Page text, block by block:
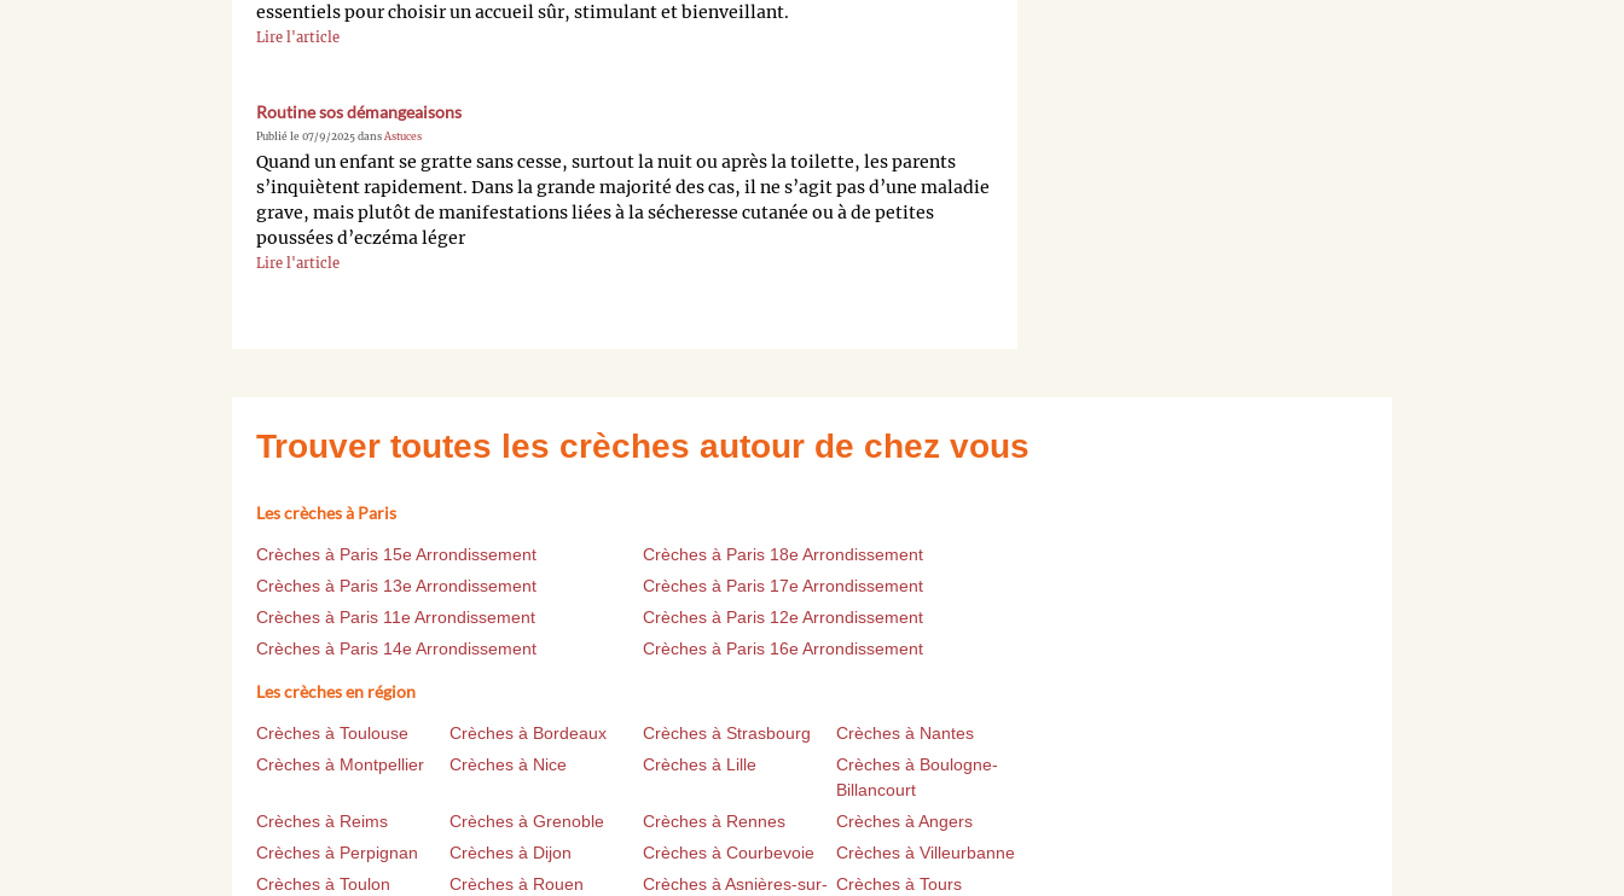
essentiels pour choisir un accueil sûr, stimulant et bienveillant.
Lire l'article
Routine sos démangeaisons
Publié le 07/9/2025 dans Astuces
Quand un enfant se gratte sans cesse, surtout la nuit ou après la toilette, les parents
s’inquiètent rapidement. Dans la grande majorité des cas, il ne s’agit pas d’une maladie
grave, mais plutôt de manifestations liées à la sécheresse cutanée ou à de petites
poussées d’eczéma léger
Lire l'article
Trouver toutes les crèches autour de chez vous
Les crèches à Paris
Crèches à Paris 15e Arrondissement
Crèches à Paris 18e Arrondissement
Crèches à Paris 13e Arrondissement
Crèches à Paris 17e Arrondissement
Crèches à Paris 11e Arrondissement
Crèches à Paris 12e Arrondissement
Crèches à Paris 14e Arrondissement
Crèches à Paris 16e Arrondissement
Les crèches en région
Crèches à Toulouse Crèches à Bordeaux Crèches à Strasbourg
Crèches à Nantes
Crèches à Montpellier
Crèches à Nice Crèches à Lille
Crèches à Boulogne-
Billancourt
Crèches à Reims
Crèches à Grenoble Crèches à Rennes
Crèches à Angers
Crèches à Perpignan
Crèches à Dijon Crèches à Courbevoie
Crèches à Villeurbanne
Crèches à Toulon
Crèches à Rouen
Crèches à Asnières-sur- Crèches à Tours